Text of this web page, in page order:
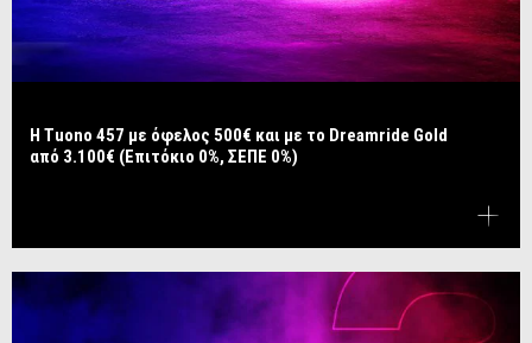
​​​​​​​Η Tuono 457 με όφελος 500€ και με το Dreamride Gold
από 3.100€ (Επιτόκιο 0%, ΣΕΠΕ 0%)